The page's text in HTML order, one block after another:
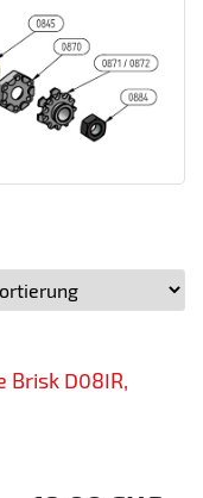
Brisk D08IR,